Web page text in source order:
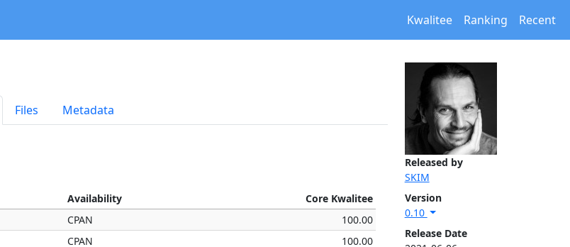
Kwalitee Ranking Recent
Released by
SKIM
Version
0.10
Release Date
Files Metadata
Availability
Core Kwalitee
CPAN
100.00
CPAN
100.00